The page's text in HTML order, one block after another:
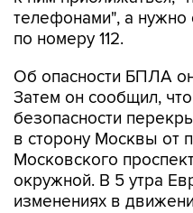
телефонами", а нужно
по номеру 112.
Об опасности БПЛА
Затем он сообщил,
безопасности
в сторону Москвы от
Московского
окружной. В 5 утра
изменениях в